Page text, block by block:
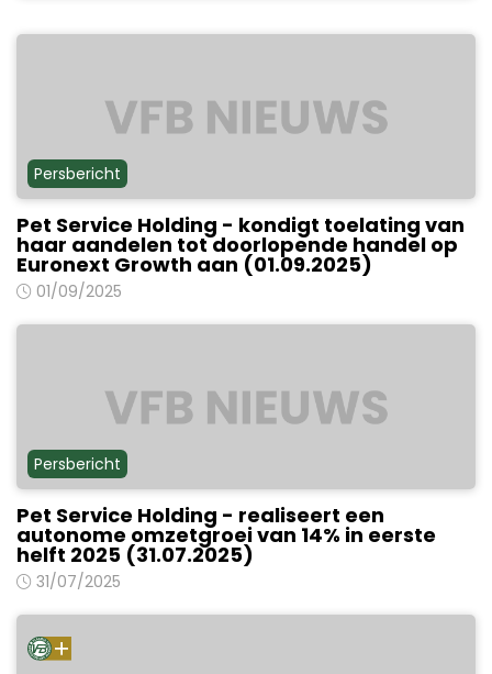
Persbericht
Pet Service Holding - kondigt toelating van
haar aandelen tot doorlopende handel op
Euronext Growth aan (01.09.2025)
01/09/2025
Persbericht
Pet Service Holding - realiseert een
autonome omzetgroei van 14% in eerste
helft 2025 (31.07.2025)
31/07/2025